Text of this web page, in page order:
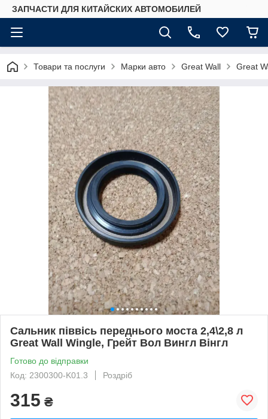
ЗАПЧАСТИ ДЛЯ КИТАЙСКИХ АВТОМОБИЛЕЙ
Товари та послуги Марки авто Great Wall Great
Сальник піввісь переднього моста 2,4\2,8 л
Great Wall Wingle, Грейт Вол Вингл Вінгл
Готово до відправки
Код: 2300300-K01.3
Роздріб
315 ₴